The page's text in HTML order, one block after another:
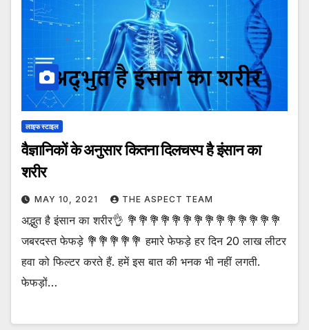
लाइफ स्टाइल
वैज्ञानिकों के अनुसार कितना दिलचस्प है इंसान का
शरीर
MAY 10, 2021 THE ASPECT TEAM
अद्भुत है इंसान का शरीर👌 💐💐💐💐💐💐💐💐💐💐💐💐💐💐
जबरदस्त फेफड़े 💐💐💐💐💐 हमारे फेफड़े हर दिन 20 लाख लीटर
हवा को फिल्टर करते हैं. हमें इस बात की भनक भी नहीं लगती.
फेफड़ों…